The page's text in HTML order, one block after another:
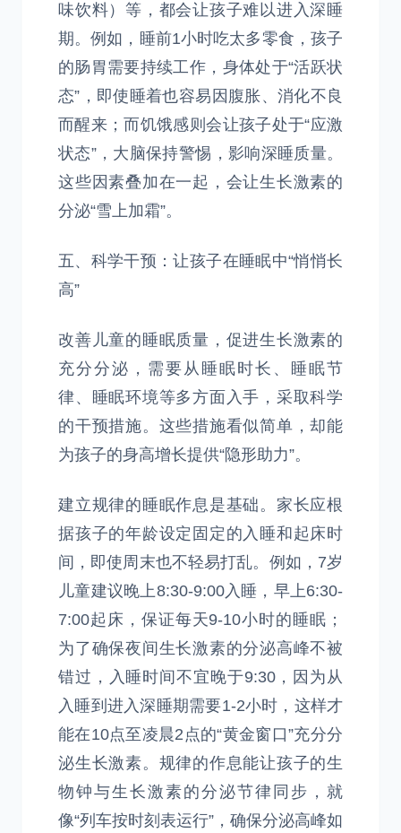
味饮料）等，都会让孩子难以进入深睡
期。例如，睡前1小时吃太多零食，孩子
的肠胃需要持续工作，身体处于“活跃状
态”，即使睡着也容易因腹胀、消化不良
而醒来；而饥饿感则会让孩子处于“应激
状态”，大脑保持警惕，影响深睡质量。
这些因素叠加在一起，会让生长激素的
分泌“雪上加霜”。
五、科学干预：让孩子在睡眠中“悄悄长
高”
改善儿童的睡眠质量，促进生长激素的
充分分泌，需要从睡眠时长、睡眠节
律、睡眠环境等多方面入手，采取科学
的干预措施。这些措施看似简单，却能
为孩子的身高增长提供“隐形助力”。
建立规律的睡眠作息是基础。家长应根
据孩子的年龄设定固定的入睡和起床时
间，即使周末也不轻易打乱。例如，7岁
儿童建议晚上8:30-9:00入睡，早上6:30-
7:00起床，保证每天9-10小时的睡眠；
为了确保夜间生长激素的分泌高峰不被
错过，入睡时间不宜晚于9:30，因为从
入睡到进入深睡期需要1-2小时，这样才
能在10点至凌晨2点的“黄金窗口”充分分
泌生长激素。规律的作息能让孩子的生
物钟与生长激素的分泌节律同步，就
像“列车按时刻表运行”，确保分泌高峰如